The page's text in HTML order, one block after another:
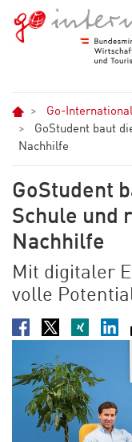
Zum Hauptinhalt
Zur Navigation springen
Zum Footer springen
Home Go-International
GoStudent baut
Nachhilfe
GoStudent
Schule und
Nachhilfe
Mit digitaler
volle
Facebook
TwitterXING